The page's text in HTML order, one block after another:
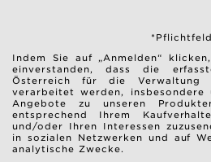
*Pflichtfeld
Indem Sie auf „Anmelden“
einverstanden, dass die
Österreich für die Verwaltung
verarbeitet werden, insbesondere
Angebote zu unseren
entsprechend Ihrem
und/oder Ihren Interessen
in sozialen Netzwerken und auf
analytische Zwecke.